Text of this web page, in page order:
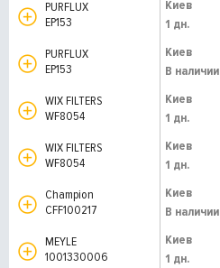
PURFLUX
EP153
Киев
1 дн.
PURFLUX
EP153
Киев
В наличии
WIX FILTERS
WF8054
Киев
1 дн.
WIX FILTERS
WF8054
Киев
1 дн.
Champion
CFF100217
Киев
В наличии
MEYLE
1001330006
Киев
1 дн.